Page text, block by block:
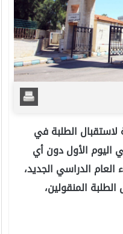
لاستقبال الطلبة في
اليوم الأول دون أي
الدراسي الجديد،
المنقولين،